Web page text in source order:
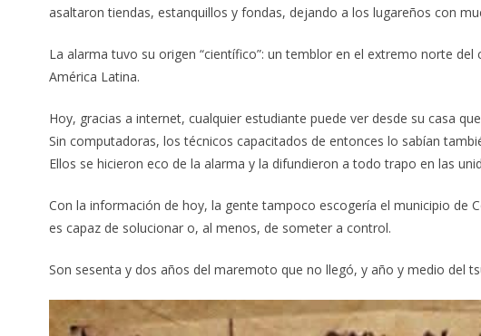
asaltaron tiendas, estanquillos y fondas, dejando a los lugareños con
La alarma tuvo su origen “científico”: un temblor en el extremo norte
América Latina.
Hoy, gracias a internet, cualquier estudiante puede ver desde su casa
Sin computadoras, los técnicos capacitados de entonces lo sabían
Ellos se hicieron eco de la alarma y la difundieron a todo trapo en las
Con la información de hoy, la gente tampoco escogería el municipio de
es capaz de solucionar o, al menos, de someter a control.
Son sesenta y dos años del maremoto que no llegó, y año y medio del